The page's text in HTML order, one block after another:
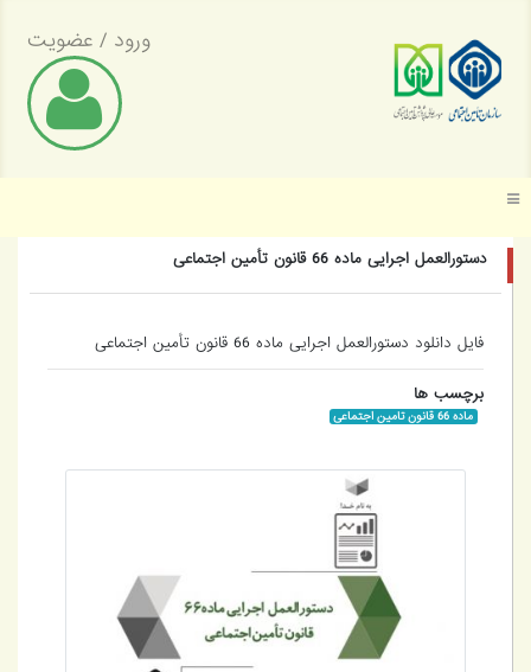
موسسه عالی پژوهش تأمین اجتماعی
ورود/عضویت
دستورالعمل اجرایی ماده 66 قانون تأمین اجتماعی
فایل دانلود دستورالعمل اجرایی ماده 66 قانون تأمین اجتماعی
برچسب ها
ماده 66 قانون تامین اجتماعی